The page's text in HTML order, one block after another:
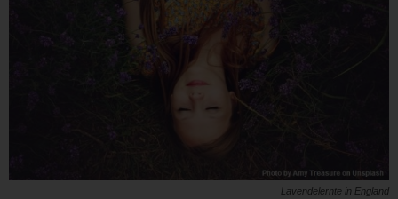
Lavendelernte in England